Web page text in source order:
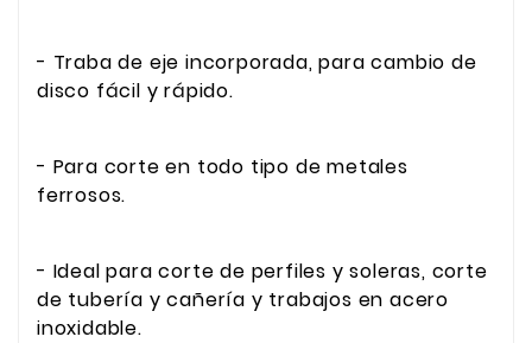
- Traba de eje incorporada, para cambio de
disco fácil y rápido.
- Para corte en todo tipo de metales
ferrosos.
- Ideal para corte de perfiles y soleras, corte
de tubería y cañería y trabajos en acero
inoxidable.